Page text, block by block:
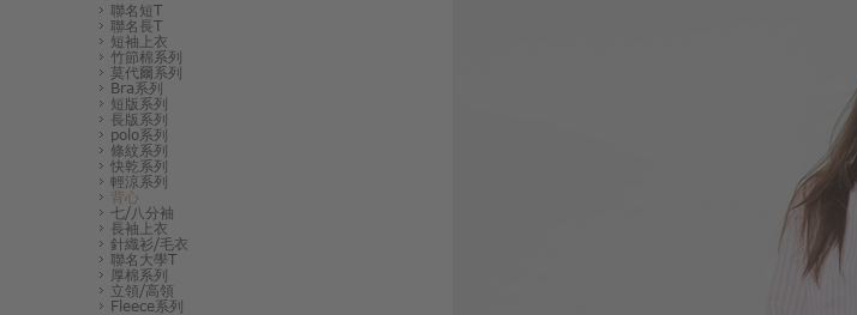
聯名短T
聯名長T
短袖上衣
竹節棉系列
莫代爾系列
Bra系列
短版系列
長版系列
polo系列
條紋系列
快乾系列
輕涼系列
背心
七/八分袖
長袖上衣
針織衫/毛衣
聯名大學T
厚棉系列
立領/高領
Fleece系列
450